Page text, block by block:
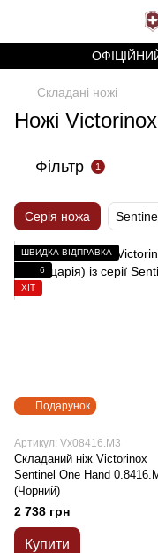
Складані ножі
Ножі
Фільтр 1
Серія ножа
Подарунок
ШВИДКА ВІДПРАВКА
6
ХІТ
Артикул: Vx08416.M3
Складаний ніж Victorinox
Sentinel One Hand
(Чорний)
2 738 грн
Купити